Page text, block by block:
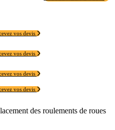
vos devis
vos devis
vos devis
vos devis
des roulements de roues